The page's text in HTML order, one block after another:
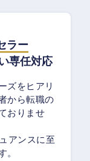
ラー
専任対応
ズをヒアリ
から転職の
おりませ
アンスに至
。